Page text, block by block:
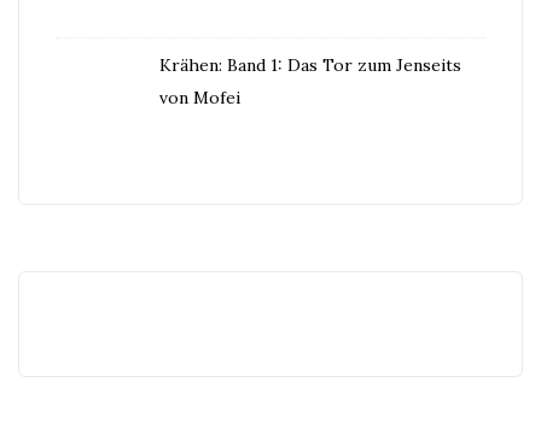
Krähen: Band 1: Das Tor zum Jenseits
von Mofei